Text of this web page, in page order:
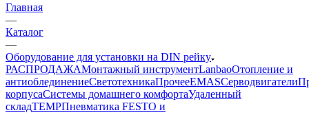
Главная
—
Каталог
—
Оборудование для установки на DIN рейку
РАСПРОДАЖАМонтажный инструментLanbaoОтопление и
антиоблединениеСветотехникаПрочееEMASCерводвигатели
корпусаСистемы домашнего комфортаУдаленный
складTEMPПневматика FESTO и